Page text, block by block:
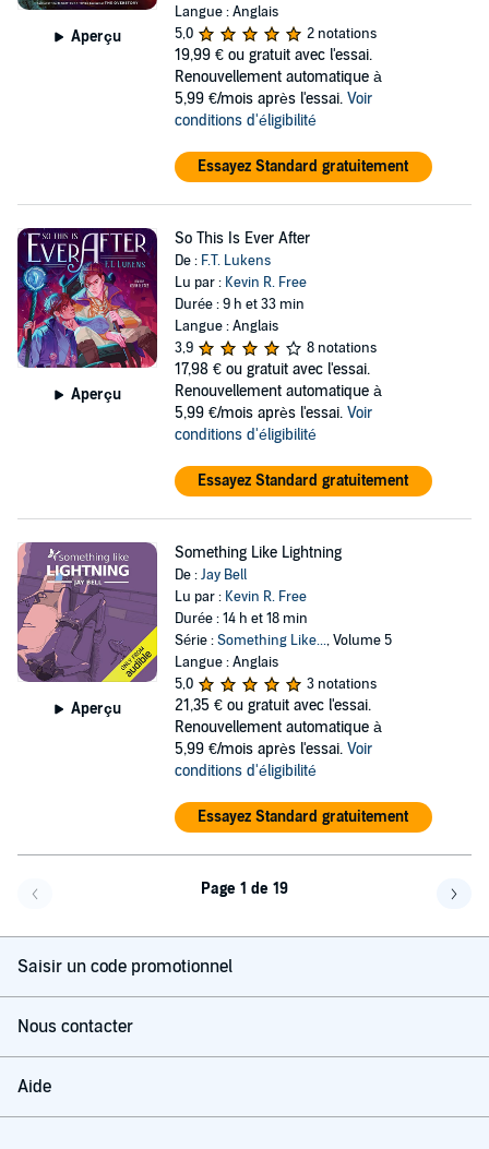
Aperçu
Langue : Anglais
5,0
2 notations
19,99 € ou gratuit avec l'essai.
Renouvellement automatique à
5,99 €/mois après l'essai. Voir
conditions d'éligibilité
Essayez Standard gratuitement
Aperçu
So This Is Ever After
De : F.T. Lukens
Lu par : Kevin R. Free
Durée : 9 h et 33 min
Langue : Anglais
3,9
8 notations
17,98 € ou gratuit avec l'essai.
Renouvellement automatique à
5,99 €/mois après l'essai. Voir
conditions d'éligibilité
Essayez Standard gratuitement
Aperçu
Something Like Lightning
De :Jay Bell
Lu par : Kevin R. Free
Durée : 14 h et 18 min
Série :Something Like..., Volume 5
Langue : Anglais
5,0
3 notations
21,35 € ou gratuit avec l'essai.
Renouvellement automatique à
5,99 €/mois après l'essai. Voir
conditions d'éligibilité
Essayez Standard gratuitement
Page 1 de 19
Saisir un code promotionnel
Nous contacter
Aide